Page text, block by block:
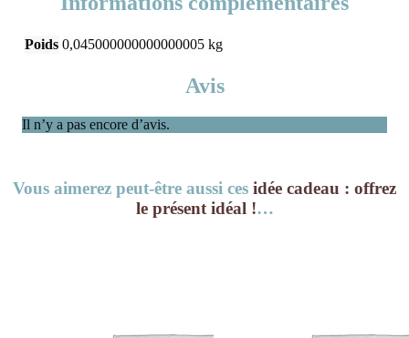
Poids 0,045000000000000005 kg
Avis
Il n’y a pas encore d’avis.
Vous aimerez peut-être aussi ces idée cadeau : offrez
le présent idéal !…